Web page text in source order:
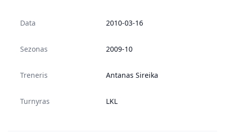
Data 2010-03-16
Sezonas 2009-10
Treneris Antanas Sireika
Turnyras LKL